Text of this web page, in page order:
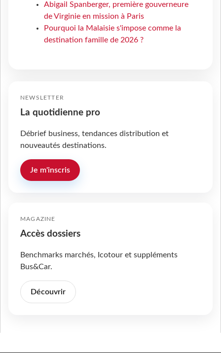
Abigail Spanberger, première gouverneure
de Virginie en mission à Paris
Pourquoi la Malaisie s'impose comme la
destination famille de 2026 ?
NEWSLETTER
La quotidienne pro
Débrief business, tendances distribution et
nouveautés destinations.
Je m'inscris
MAGAZINE
Accès dossiers
Benchmarks marchés, Icotour et suppléments
Bus&Car.
Découvrir